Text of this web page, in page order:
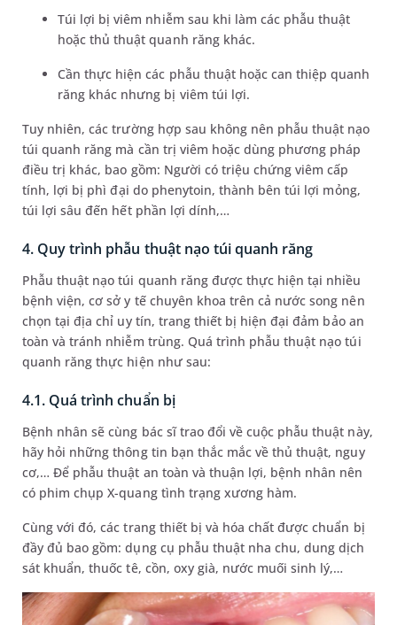
Túi lợi bị viêm nhiễm sau khi làm các phẫu thuật
hoặc thủ thuật quanh răng khác.
Cần thực hiện các phẫu thuật hoặc can thiệp quanh
răng khác nhưng bị viêm túi lợi.
Tuy nhiên, các trường hợp sau không nên phẫu thuật nạo
túi quanh răng mà cần trị viêm hoặc dùng phương pháp
điều trị khác, bao gồm: Người có triệu chứng viêm cấp
tính, lợi bị phì đại do phenytoin, thành bên túi lợi mỏng,
túi lợi sâu đến hết phần lợi dính,…
4. Quy trình phẫu thuật nạo túi quanh răng
Phẫu thuật nạo túi quanh răng được thực hiện tại nhiều
bệnh viện, cơ sở y tế chuyên khoa trên cả nước song nên
chọn tại địa chỉ uy tín, trang thiết bị hiện đại đảm bảo an
toàn và tránh nhiễm trùng. Quá trình phẫu thuật nạo túi
quanh răng thực hiện như sau:
4.1. Quá trình chuẩn bị
Bệnh nhân sẽ cùng bác sĩ trao đổi về cuộc phẫu thuật này,
hãy hỏi những thông tin bạn thắc mắc về thủ thuật, nguy
cơ,… Để phẫu thuật an toàn và thuận lợi, bệnh nhân nên
có phim chụp X-quang tình trạng xương hàm.
Cùng với đó, các trang thiết bị và hóa chất được chuẩn bị
đầy đủ bao gồm: dụng cụ phẫu thuật nha chu, dung dịch
sát khuẩn, thuốc tê, cồn, oxy già, nước muối sinh lý,…